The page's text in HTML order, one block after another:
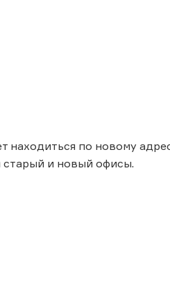
по новому
и новый офисы.